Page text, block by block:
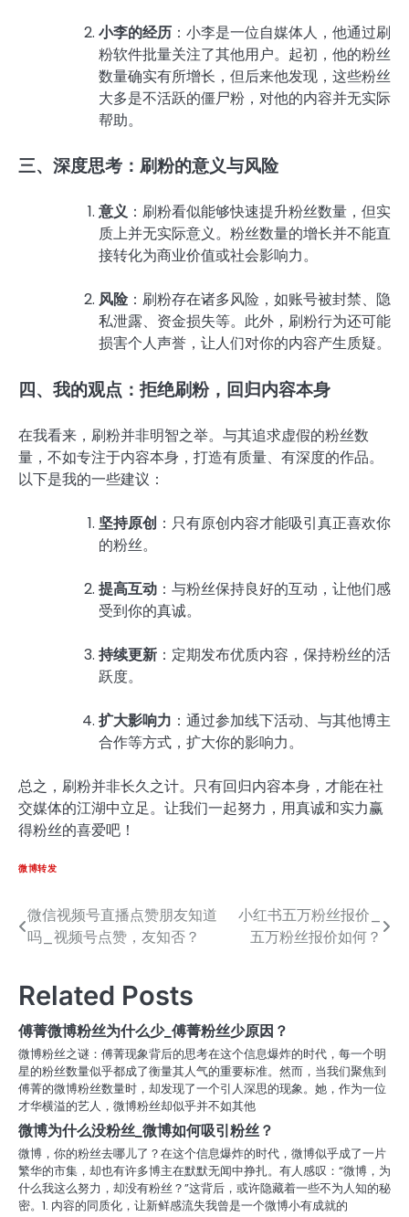
小李的经历 ：小李是一位自媒体人，他通过刷
粉软件批量关注了其他用户。起初，他的粉丝
数量确实有所增长，但后来他发现，这些粉丝
大多是不活跃的僵尸粉，对他的内容并无实际
帮助。
三、深度思考：刷粉的意义与风险
意义 ：刷粉看似能够快速提升粉丝数量，但实
质上并无实际意义。粉丝数量的增长并不能直
接转化为商业价值或社会影响力。
风险：刷粉存在诸多风险，如账号被封禁、隐
私泄露、资金损失等。此外，刷粉行为还可能
损害个人声誉，让人们对你的内容产生质疑。
四、我的观点：拒绝刷粉，回归内容本身
在我看来，刷粉并非明智之举。与其追求虚假的粉丝数
量，不如专注于内容本身，打造有质量、有深度的作品。
以下是我的一些建议：
坚持原创 ：只有原创内容才能吸引真正喜欢你
的粉丝。
提高互动 ：与粉丝保持良好的互动，让他们感
受到你的真诚。
持续更新 ：定期发布优质内容，保持粉丝的活
跃度。
扩大影响力 ：通过参加线下活动、与其他博主
合作等方式，扩大你的影响力。
总之，刷粉并非长久之计。只有回归内容本身，才能在社
交媒体的江湖中立足。让我们一起努力，用真诚和实力赢
得粉丝的喜爱吧！
微博转发
文
章
导
航
微信视频号直播点赞朋友知道
吗_视频号点赞，友知否？
小红书五万粉丝报价_
五万粉丝报价如何？
Related Posts
傅菁微博粉丝为什么少_傅菁粉丝少原因？
微博粉丝之谜：傅菁现象背后的思考在这个信息爆炸的时代，每一个明
星的粉丝数量似乎都成了衡量其人气的重要标准。然而，当我们聚焦到
傅菁的微博粉丝数量时，却发现了一个引人深思的现象。她，作为一位
才华横溢的艺人，微博粉丝却似乎并不如其他
微博为什么没粉丝_微博如何吸引粉丝？
微博，你的粉丝去哪儿了？在这个信息爆炸的时代，微博似乎成了一片
繁华的市集，却也有许多博主在默默无闻中挣扎。有人感叹：“微博，为
什么我这么努力，却没有粉丝？”这背后，或许隐藏着一些不为人知的秘
密。1. 内容的同质化，让新鲜感流失我曾是一个微博小有成就的